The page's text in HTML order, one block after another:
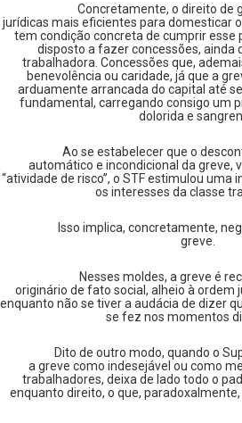
Concretamente, o direito de
jurídicas mais eficientes para domesticar
tem condição concreta de cumprir esse
disposto a fazer concessões, ainda
trabalhadora. Concessões que,
benevolência ou caridade, já que a
arduamente arrancada do capital até
fundamental, carregando consigo um
dolorida e
Ao se estabelecer que o
automático e incondicional da greve,
“atividade de risco”, o STF estimulou
os interesses da classe
Isso implica, concretamente,
greve.
Nesses moldes, a greve é
originário de fato social, alheio à ordem
enquanto não se tiver a audácia de dizer
se fez nos momentos
Dito de outro modo, quando o
a greve como indesejável ou como
trabalhadores, deixa de lado todo o
enquanto direito, o que,